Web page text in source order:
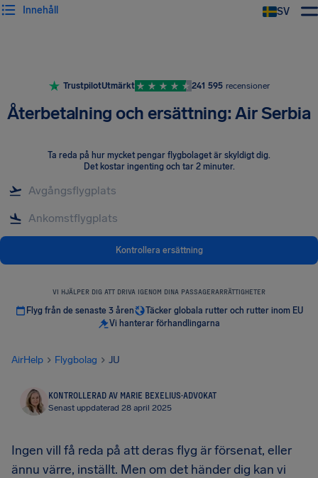
SV
Innehåll
TrustpilotUtmärkt 241 595 recensioner
Återbetalning och ersättning: Air Serbia
Ta reda på hur mycket pengar flygbolaget är skyldigt dig.
Det kostar ingenting och tar 2 minuter.
Kontrollera ersättning
VI HJÄLPER DIG ATT DRIVA IGENOM DINA PASSAGERARRÄTTIGHETER
Flyg från de senaste 3 åren
Täcker globala rutter och rutter inom EU
Vi hanterar förhandlingarna
AirHelp Flygbolag JU
KONTROLLERAD AV MARIE BEXELIUS·ADVOKAT
Senast uppdaterad 28 april 2025
Ingen vill få reda på att deras flyg är försenat, eller
ännu värre, inställt. Men om det händer dig kan vi